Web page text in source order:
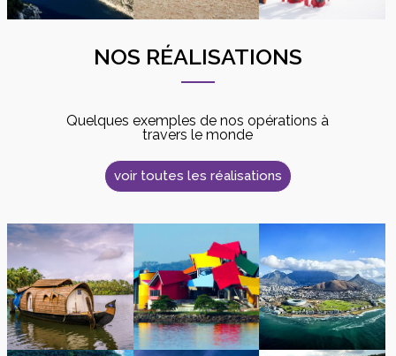
NOS RÉALISATIONS
Quelques exemples de nos opérations à
travers le monde
voir toutes les réalisations